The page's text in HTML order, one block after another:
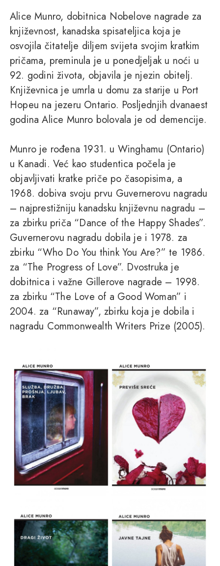
Alice Munro, dobitnica Nobelove nagrade za
književnost, kanadska spisateljica koja je
osvojila čitatelje diljem svijeta svojim kratkim
pričama, preminula je u ponedjeljak u noći u
92. godini života, objavila je njezin obitelj.
Književnica je umrla u domu za starije u Port
Hopeu na jezeru Ontario. Posljednjih dvanaest
godina Alice Munro bolovala je od demencije.
Munro je rođena 1931. u Winghamu (Ontario)
u Kanadi. Već kao studentica počela je
objavljivati kratke priče po časopisima, a
1968. dobiva svoju prvu Guvernerovu nagradu
– najprestižniju kanadsku književnu nagradu –
za zbirku priča “Dance of the Happy Shades”.
Guvernerovu nagradu dobila je i 1978. za
zbirku “Who Do You think You Are?” te 1986.
za “The Progress of Love”. Dvostruka je
dobitnica i važne Gillerove nagrade – 1998.
za zbirku “The Love of a Good Woman” i
2004. za “Runaway”, zbirku koja je dobila i
nagradu Commonwealth Writers Prize (2005).